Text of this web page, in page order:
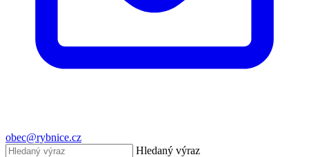
obec@rybnice.cz
Hledaný výraz